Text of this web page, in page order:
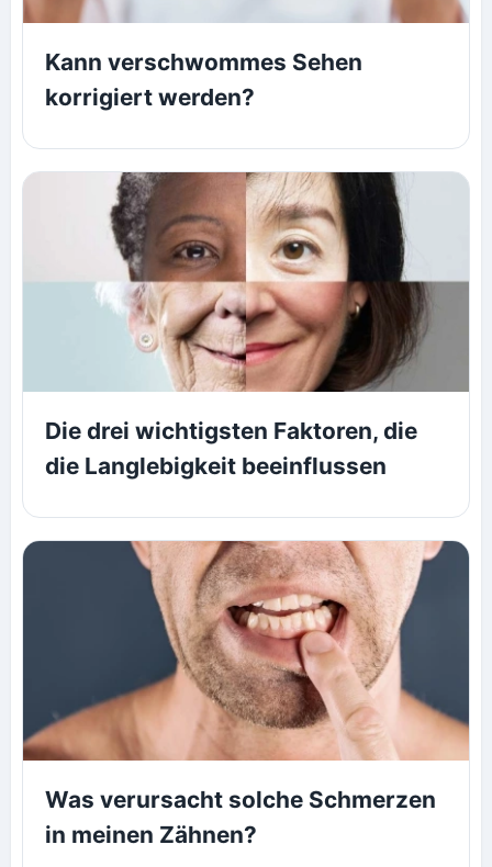
Kann verschwommes Sehen
korrigiert werden?
Die drei wichtigsten Faktoren, die
die Langlebigkeit beeinflussen
Was verursacht solche Schmerzen
in meinen Zähnen?